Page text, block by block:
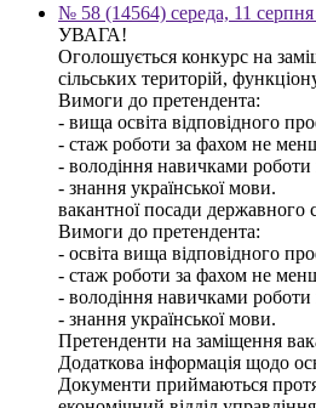
№ 58 (14564) середа, 11
УВАГА!
Оголошується конкурс на
сільських територій,
Вимоги до претендента:
- вища освіта відповідного
- стаж роботи за фахом не
- володіння навичками
- знання української мови.
вакантної посади державного
Вимоги до претендента:
- освіта вища відповідного
- стаж роботи за фахом не
- володіння навичками
- знання української мови.
Претенденти на заміщення
Додаткова інформація щодо
Документи приймаються